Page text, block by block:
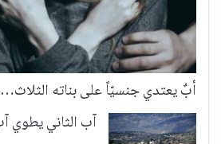
أبٌ يعتدي جنسيّاً على بناته
آب الثاني يطوي